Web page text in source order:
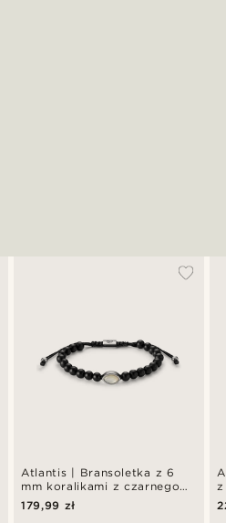
Atlantis | Bransoletka z 6
mm koralikami z czarnego
onyksu i masą perłową
179,99 zł
z
i